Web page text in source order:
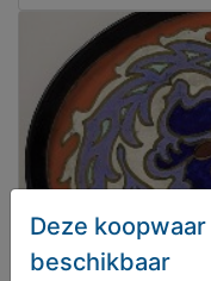
Deze
beschikbaar